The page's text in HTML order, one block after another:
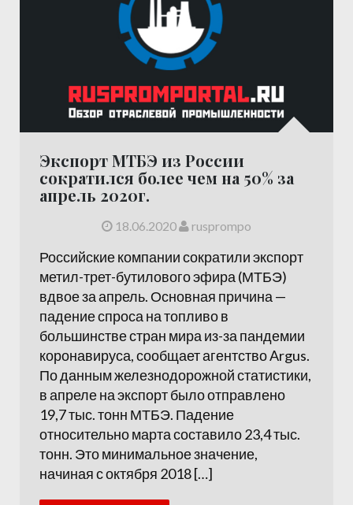
Экспорт МТБЭ из России
сократился более чем на 50% за
апрель 2020г.
18.06.2020 rusprompo
Российские компании сократили экспорт
метил-трет-бутилового эфира (МТБЭ)
вдвое за апрель. Основная причина —
падение спроса на топливо в
большинстве стран мира из-за пандемии
коронавируса, сообщает агентство Argus.
По данным железнодорожной статистики,
в апреле на экспорт было отправлено
19,7 тыс. тонн МТБЭ. Падение
относительно марта составило 23,4 тыс.
тонн. Это минимальное значение,
начиная с октября 2018 […]